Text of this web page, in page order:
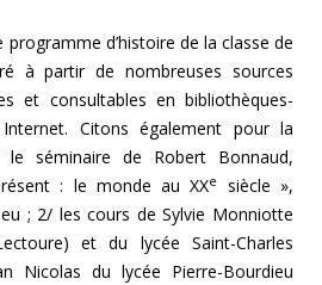
d’histoire de la classe de
à partir de nombreuses sources
et consultables en bibliothèques-
Citons également pour la
séminaire de Robert Bonnaud,
: le monde au XXe
siècle »,
; 2/ les cours de Sylvie Monniotte
et du lycée Saint-Charles
Nicolas du lycée Pierre-Bourdieu